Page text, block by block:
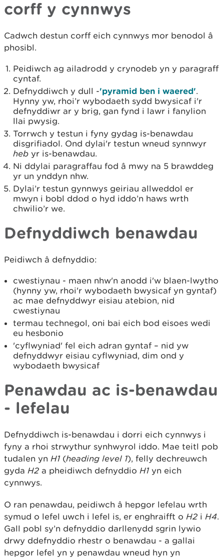
corff y cynnwys
Cadwch destun corff eich cynnwys mor benodol â
phosibl.
Peidiwch ag ailadrodd y crynodeb yn y paragraff
cyntaf.
Defnyddiwch y dull -'pyramid ben i waered'.
Hynny yw, rhoi’r wybodaeth sydd bwysicaf i'r
defnyddiwr ar y brig, gan fynd i lawr i fanylion
llai pwysig.
Torrwch y testun i fyny gydag is-benawdau
disgrifiadol. Ond dylai'r testun wneud synnwyr
heb yr is-benawdau.
Ni ddylai paragraffau fod â mwy na 5 brawddeg
yr un ynddyn nhw.
Dylai’r testun gynnwys geiriau allweddol er
mwyn i bobl ddod o hyd iddo’n haws wrth
chwilio’r we.
Defnyddiwch benawdau
Peidiwch â defnyddio:
cwestiynau - maen nhw'n anodd i'w blaen-lwytho
(hynny yw, rhoi'r wybodaeth bwysicaf yn gyntaf)
ac mae defnyddwyr eisiau atebion, nid
cwestiynau
termau technegol, oni bai eich bod eisoes wedi
eu hesbonio
'cyflwyniad' fel eich adran gyntaf – nid yw
defnyddwyr eisiau cyflwyniad, dim ond y
wybodaeth bwysicaf
Penawdau ac is-benawdau
- lefelau
Defnyddiwch is-benawdau i dorri eich cynnwys i
fyny a rhoi strwythur synhwyrol iddo. Mae teitl pob
tudalen yn H1 (heading level 1), felly dechreuwch
gyda H2 a pheidiwch defnyddio H1 yn eich
cynnwys.
O ran penawdau, peidiwch â hepgor lefelau wrth
symud o lefel uwch i lefel is, er enghraifft o H2 i H4.
Gall pobl sy’n defnyddio darllenydd sgrin lywio
drwy ddefnyddio rhestr o benawdau - a gallai
hepgor lefel yn y penawdau wneud hyn yn